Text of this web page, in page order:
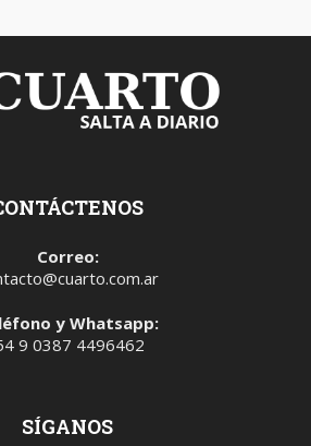
Correo:
y Whatsapp:
9 0387 4496462
SÍGANOS